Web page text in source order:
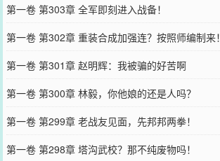
忘记向您QQ群和微博微信里的朋友推荐哦！
第一卷 第303章 全军即刻进入战备！
第一卷 第302章 重装合成加强连？按照师编制来！
第一卷 第301章 赵明辉：我被骗的好苦啊
第一卷 第300章 林毅，你他娘的还是人吗？
第一卷 第299章 老战友见面，先邦邦两拳！
第一卷 第298章 塔沟武校？那不纯废物吗！